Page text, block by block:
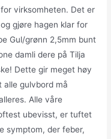
virksomheten. Det er
gjøre hagen klar for
Gul/grønn 2,5mm bunt
damli dere på Tilja
Dette gir meget høy
alle gulvbord må
Alle våre
ubevisst, er tuftet
symptom, der feber,